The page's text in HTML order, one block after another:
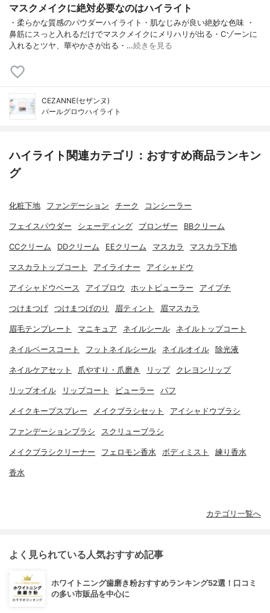
マスクメイクに絶対必要なのはハイライト
・柔らかな質感のパウダーハイライト・肌なじみが良い絶妙な色味 ・
鼻筋にスっと入れるだけでマスクメイクにメリハリが出る・Cゾーンに
入れるとツヤ、華やかさが出る・…続きを見る
CEZANNE(セザンヌ)
パールグロウハイライト
ハイライト関連カテゴリ：おすすめ商品ランキン
グ
化粧下地 ファンデーション チーク コンシーラー
フェイスパウダー シェーディング ブロンザー BBクリーム
CCクリーム DDクリーム EEクリーム マスカラ マスカラ下地
マスカラトップコート アイライナー アイシャドウ
アイシャドウベース アイブロウ ホットビューラー アイプチ
つけまつげ つけまつげのり 眉ティント 眉マスカラ
眉毛テンプレート マニキュア ネイルシール ネイルトップコート
ネイルベースコート フットネイルシール ネイルオイル 除光液
ネイルケアセット 爪やすり・爪磨き リップ クレヨンリップ
リップオイル リップコート ビューラー パフ
メイクキープスプレー メイクブラシセット アイシャドウブラシ
ファンデーションブラシ スクリューブラシ
メイクブラシクリーナー フェロモン香水 ボディミスト 練り香水
香水
カテゴリ一覧へ
よく見られている人気おすすめ記事
ホワイトニング歯磨き粉おすすめランキング52選！口コミ
の多い市販品を中心に